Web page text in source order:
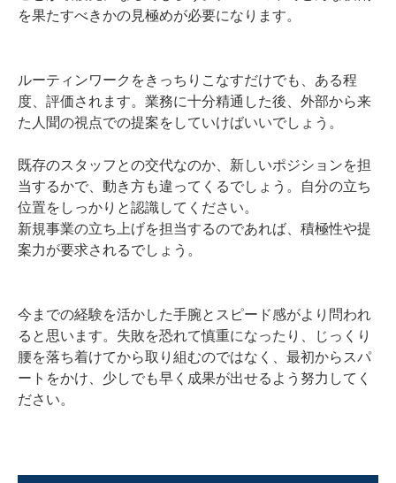
を果たすべきかの見極めが必要になります。
ルーティンワークをきっちりこなすだけでも、ある程
度、評価されます。業務に十分精通した後、外部から来
た人聞の視点での提案をしていけばいいでしょう。
既存のスタッフとの交代なのか、新しいポジションを担
当するかで、動き方も違ってくるでしょう。自分の立ち
位置をしっかりと認識してください。
新規事業の立ち上げを担当するのであれば、積極性や提
案力が要求されるでしょう。
今までの経験を活かした手腕とスピード感がより問われ
ると思います。失敗を恐れて慎重になったり、じっくり
腰を落ち着けてから取り組むのではなく、最初からスパ
ートをかけ、少しでも早く成果が出せるよう努力してく
ださい。